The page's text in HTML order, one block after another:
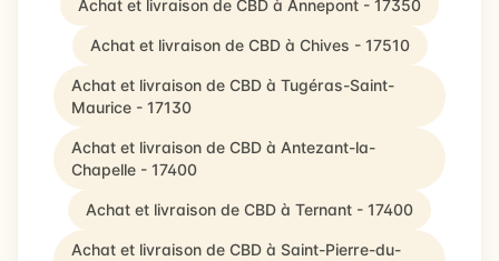
Achat et livraison de CBD à Annepont - 17350
Achat et livraison de CBD à Chives - 17510
Achat et livraison de CBD à Tugéras-Saint-
Maurice - 17130
Achat et livraison de CBD à Antezant-la-
Chapelle - 17400
Achat et livraison de CBD à Ternant - 17400
Achat et livraison de CBD à Saint-Pierre-du-